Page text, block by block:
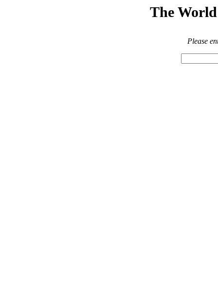
The
Please